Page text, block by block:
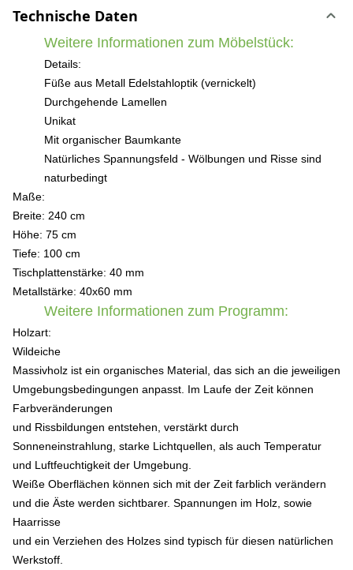
Technische Daten
Weitere Informationen zum Möbelstück:
Details:
Füße aus Metall Edelstahloptik (vernickelt)
Durchgehende Lamellen
Unikat
Mit organischer Baumkante
Natürliches Spannungsfeld - Wölbungen und Risse sind
naturbedingt
Maße:
Breite: 240 cm
Höhe: 75 cm
Tiefe: 100 cm
Tischplattenstärke: 40 mm
Metallstärke: 40x60 mm
Weitere Informationen zum Programm:
Holzart:
Wildeiche
Massivholz ist ein organisches Material, das sich an die jeweiligen
Umgebungsbedingungen anpasst. Im Laufe der Zeit können
Farbveränderungen
und Rissbildungen entstehen, verstärkt durch
Sonneneinstrahlung, starke Lichtquellen, als auch Temperatur
und Luftfeuchtigkeit der Umgebung.
Weiße Oberflächen können sich mit der Zeit farblich verändern
und die Äste werden sichtbarer. Spannungen im Holz, sowie
Haarrisse
und ein Verziehen des Holzes sind typisch für diesen natürlichen
Werkstoff.